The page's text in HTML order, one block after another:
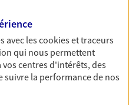
vous avec notre
vos proches en cas
optant pour les
totale de travail,
avec lescookies et traceurs
qui nous permettent
centres d'intérêts, des
suivre la performance de nos